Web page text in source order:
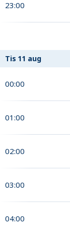
23:00
Tis 11 aug
00:00
01:00
02:00
03:00
04:00